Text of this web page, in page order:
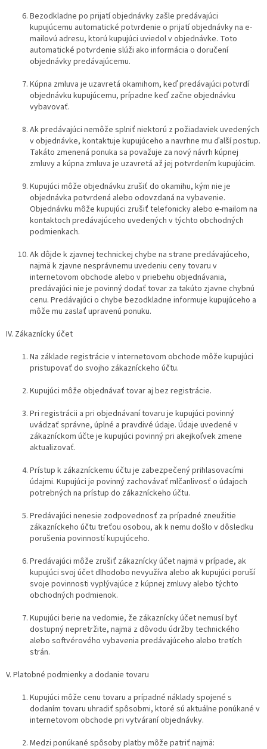
Bezodkladne po prijatí objednávky zašle predávajúci
kupujúcemu automatické potvrdenie o prijatí objednávky na e-
mailovú adresu, ktorú kupujúci uviedol v objednávke. Toto
automatické potvrdenie slúži ako informácia o doručení
objednávky predávajúcemu.
Kúpna zmluva je uzavretá okamihom, keď predávajúci potvrdí
objednávku kupujúcemu, prípadne keď začne objednávku
vybavovať.
Ak predávajúci nemôže splniť niektorú z požiadaviek uvedených
v objednávke, kontaktuje kupujúceho a navrhne mu ďalší postup.
Takáto zmenená ponuka sa považuje za nový návrh kúpnej
zmluvy a kúpna zmluva je uzavretá až jej potvrdením kupujúcim.
Kupujúci môže objednávku zrušiť do okamihu, kým nie je
objednávka potvrdená alebo odovzdaná na vybavenie.
Objednávku môže kupujúci zrušiť telefonicky alebo e-mailom na
kontaktoch predávajúceho uvedených v týchto obchodných
podmienkach.
Ak dôjde k zjavnej technickej chybe na strane predávajúceho,
najmä k zjavne nesprávnemu uvedeniu ceny tovaru v
internetovom obchode alebo v priebehu objednávania,
predávajúci nie je povinný dodať tovar za takúto zjavne chybnú
cenu. Predávajúci o chybe bezodkladne informuje kupujúceho a
môže mu zaslať upravenú ponuku.
IV. Zákaznícky účet
Na základe registrácie v internetovom obchode môže kupujúci
pristupovať do svojho zákazníckeho účtu.
Kupujúci môže objednávať tovar aj bez registrácie.
Pri registrácii a pri objednávaní tovaru je kupujúci povinný
uvádzať správne, úplné a pravdivé údaje. Údaje uvedené v
zákazníckom účte je kupujúci povinný pri akejkoľvek zmene
aktualizovať.
Prístup k zákazníckemu účtu je zabezpečený prihlasovacími
údajmi. Kupujúci je povinný zachovávať mlčanlivosť o údajoch
potrebných na prístup do zákazníckeho účtu.
Predávajúci nenesie zodpovednosť za prípadné zneužitie
zákazníckeho účtu treťou osobou, ak k nemu došlo v dôsledku
porušenia povinností kupujúceho.
Predávajúci môže zrušiť zákaznícky účet najmä v prípade, ak
kupujúci svoj účet dlhodobo nevyužíva alebo ak kupujúci poruší
svoje povinnosti vyplývajúce z kúpnej zmluvy alebo týchto
obchodných podmienok.
Kupujúci berie na vedomie, že zákaznícky účet nemusí byť
dostupný nepretržite, najmä z dôvodu údržby technického
alebo softvérového vybavenia predávajúceho alebo tretích
strán.
V. Platobné podmienky a dodanie tovaru
Kupujúci môže cenu tovaru a prípadné náklady spojené s
dodaním tovaru uhradiť spôsobmi, ktoré sú aktuálne ponúkané v
internetovom obchode pri vytváraní objednávky.
Medzi ponúkané spôsoby platby môže patriť najmä: